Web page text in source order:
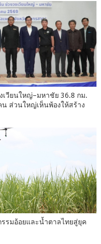
เวียนใหญ่–มหาชัย 36.8 กม.
ส่วนใหญ่เห็นพ้องให้สร้าง
รมอ้อยและน้ำตาลไทยสู่ยุค